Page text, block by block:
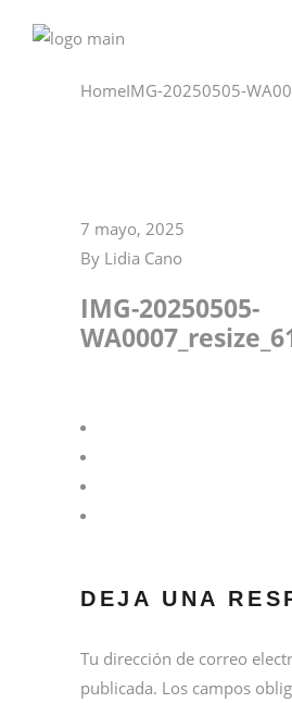
HomeIMG-20250505-
7 mayo, 2025
By Lidia Cano
IMG-20250505-
DEJA UNA
Tu dirección de correo
publicada. Los campos